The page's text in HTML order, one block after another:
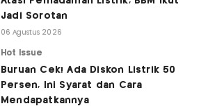
Jadi Sorotan
06 Agustus 2026
Hot Issue
Buruan Cek! Ada Diskon Listrik 50
Persen, Ini Syarat dan Cara
Mendapatkannya